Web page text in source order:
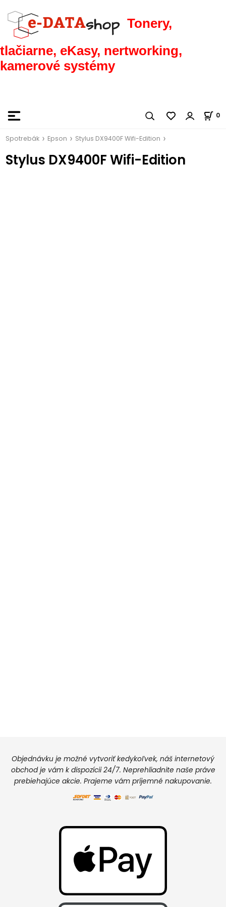
Tonery,
tlačiarne, eKasy, nertworking,
kamerové systémy
0
Spotrebák Epson Stylus DX9400F Wifi-Edition
Stylus DX9400F Wifi-Edition
Objednávku je možné vytvoriť kedykoľvek, náš internetový
obchod je vám k dispozícii 24/7. Neprehliadnite naše práve
prebiehajúce akcie. Prajeme vám príjemné nakupovanie.